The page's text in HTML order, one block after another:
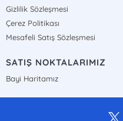
Gizlilik Sözleşmesi
Çerez Politikası
Mesafeli Satış Sözleşmesi
SATIŞ NOKTALARIMIZ
Bayi Haritamız